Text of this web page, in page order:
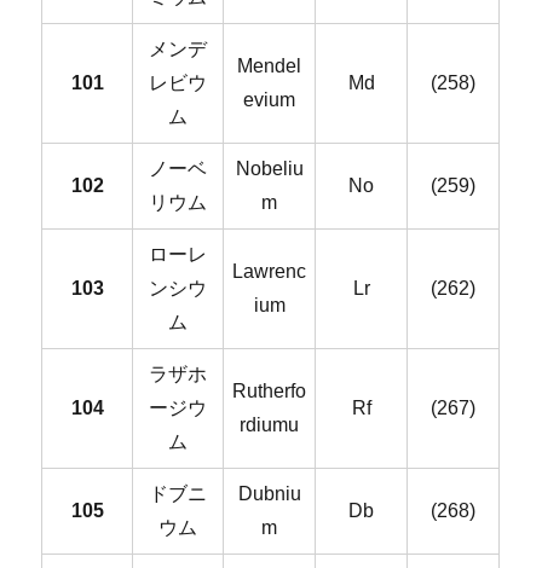
101
メンデ
レビウ
ム
Mendel
evium
Md (258)
102
ノーベ
リウム
Nobeliu
m
No (259)
103
ローレ
ンシウ
ム
Lawrenc
ium
Lr (262)
104
ラザホ
ージウ
ム
Rutherfo
rdiumu
Rf (267)
105
ドブニ
ウム
Dubniu
m
Db (268)